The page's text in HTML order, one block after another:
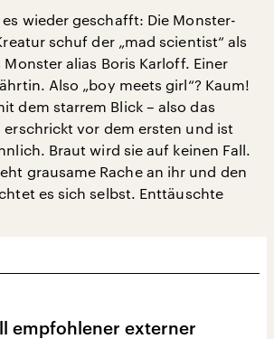
wieder geschafft: Die Monster-
schuf der „mad scientist“ als
alias Boris Karloff. Einer
Also „boy meets girl“? Kaum!
dem starrem Blick – also das
erschrickt vor dem ersten und ist
Braut wird sie auf keinen Fall.
grausame Rache an ihr und den
es sich selbst. Enttäuschte
empfohlener externer